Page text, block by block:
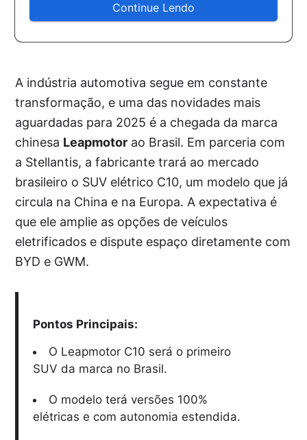
Continue Lendo
A indústria automotiva segue em constante
transformação, e uma das novidades mais
aguardadas para 2025 é a chegada da marca
chinesa Leapmotor ao Brasil. Em parceria com
a Stellantis, a fabricante trará ao mercado
brasileiro o SUV elétrico C10, um modelo que já
circula na China e na Europa. A expectativa é
que ele amplie as opções de veículos
eletrificados e dispute espaço diretamente com
BYD e GWM.
Pontos Principais:
O Leapmotor C10 será o primeiro
SUV da marca no Brasil.
O modelo terá versões 100%
elétricas e com autonomia estendida.